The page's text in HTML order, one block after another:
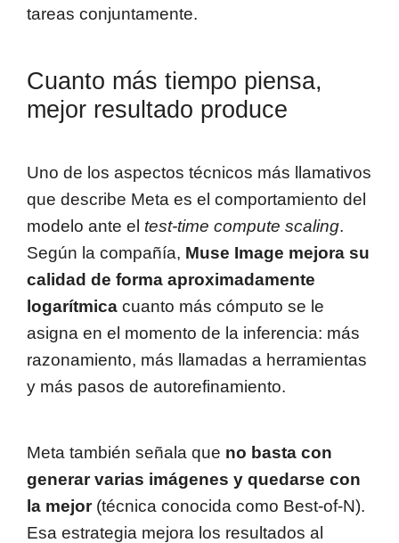
tareas conjuntamente.
Cuanto más tiempo piensa,
mejor resultado produce
Uno de los aspectos técnicos más llamativos
que describe Meta es el comportamiento del
modelo ante el test-time compute scaling.
Según la compañía, Muse Image mejora su
calidad de forma aproximadamente
logarítmica cuanto más cómputo se le
asigna en el momento de la inferencia: más
razonamiento, más llamadas a herramientas
y más pasos de autorefinamiento.
Meta también señala que no basta con
generar varias imágenes y quedarse con
la mejor(técnica conocida como Best-of-N).
Esa estrategia mejora los resultados al